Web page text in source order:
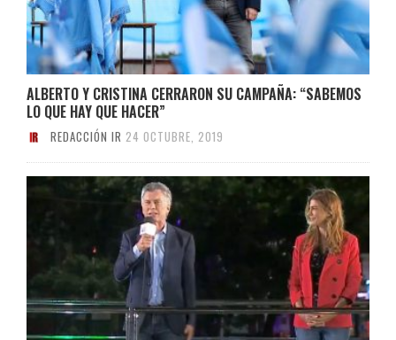
ALBERTO Y CRISTINA CERRARON SU CAMPAÑA: “SABEMOS
LO QUE HAY QUE HACER”
REDACCIÓN IR 24 OCTUBRE, 2019